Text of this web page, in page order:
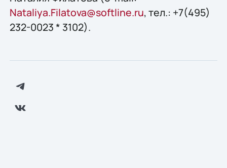
Nataliya.Filatova@softline.ru, тел.: +7(495)
232-0023 * 3102).